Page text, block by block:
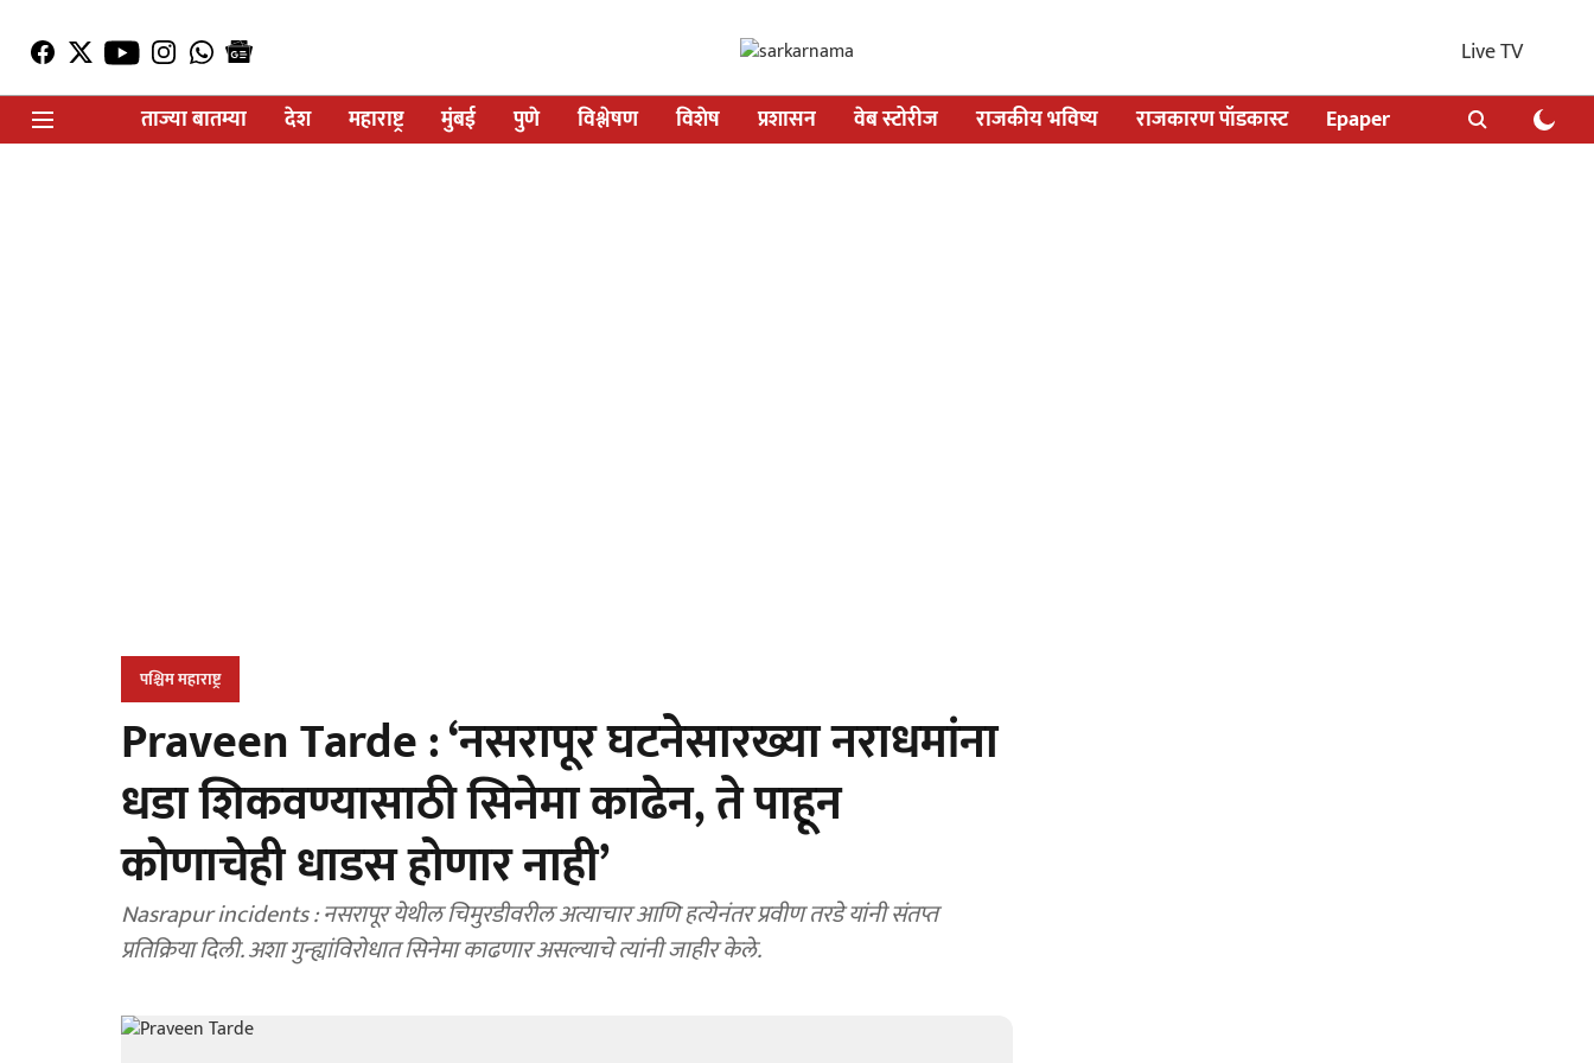
Live TV
ताज्या बातम्या
देश महाराष्ट्र मुंबई पुणे विश्लेषण विशेष प्रशासन वेब स्टोरीज राजकीय भविष्य राजकारण पॉडकास्ट Epaper
पश्चिम महाराष्ट्र
Praveen Tarde : ‘नसरापूर घटनेसारख्या नराधमांना
धडा शिकवण्यासाठी सिनेमा काढेन, ते पाहून
कोणाचेही धाडस होणार नाही’
Nasrapur incidents : नसरापूर येथील चिमुरडीवरील अत्याचार आणि हत्येनंतर प्रवीण तरडे यांनी संतप्त
प्रतिक्रिया दिली. अशा गुन्ह्यांविरोधात सिनेमा काढणार असल्याचे त्यांनी जाहीर केले.